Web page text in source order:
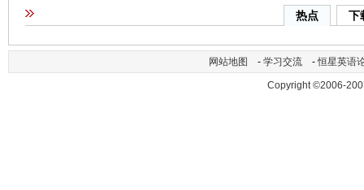
热点 下
网站地图 - 学习交流 -恒星英语
Copyright ©2006-